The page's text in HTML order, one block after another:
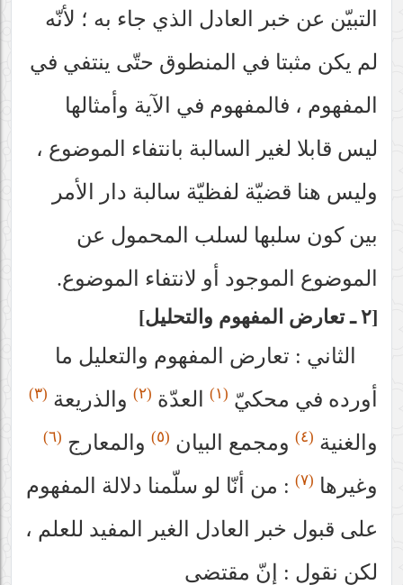
التبيّن عن خبر العادل الذي جاء به ؛ لأنّه
لم يكن مثبتا في المنطوق حتّى ينتفي في
المفهوم ، فالمفهوم في الآية وأمثالها
ليس قابلا لغير السالبة بانتفاء الموضوع ،
وليس هنا قضيّة لفظيّة سالبة دار الأمر
بين كون سلبها لسلب المحمول عن
الموضوع الموجود أو لانتفاء الموضوع.
٢ ـ تعارض المفهوم والتحليل
الثاني : تعارض المفهوم والتعليل ما
أورده في محكيّ (١) العدّة (٢) والذريعة (٣)
والغنية (٤) ومجمع البيان (٥) والمعارج (٦)
وغيرها (٧)
: من أنّا لو سلّمنا دلالة المفهوم
على قبول خبر العادل الغير المفيد للعلم ،
لكن نقول : إنّ مقتضى